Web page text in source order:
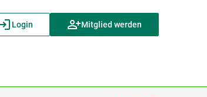
Login Mitglied werden